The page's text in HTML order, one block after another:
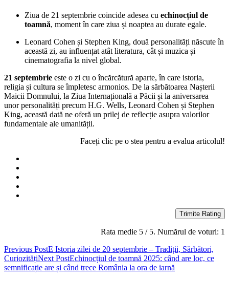
Ziua de 21 septembrie coincide adesea cu echinocțiul de
toamnă, moment în care ziua și noaptea au durate egale.
Leonard Cohen și Stephen King, două personalități născute în
această zi, au influențat atât literatura, cât și muzica și
cinematografia la nivel global.
21 septembrie este o zi cu o încărcătură aparte, în care istoria,
religia și cultura se împletesc armonios. De la sărbătoarea Nașterii
Maicii Domnului, la Ziua Internațională a Păcii și la aniversarea
unor personalități precum H.G. Wells, Leonard Cohen și Stephen
King, această dată ne oferă un prilej de reflecție asupra valorilor
fundamentale ale umanității.
Faceți clic pe o stea pentru a evalua articolul!
Trimite Rating
Rata medie 5 / 5. Numărul de voturi: 1
Post
navigation
Previous PostE Istoria zilei de 20 septembrie – Tradiții, Sărbători,
CuriozitățiNext PostEchinocțiul de toamnă 2025: când are loc, ce
semnificație are și când trece România la ora de iarnă